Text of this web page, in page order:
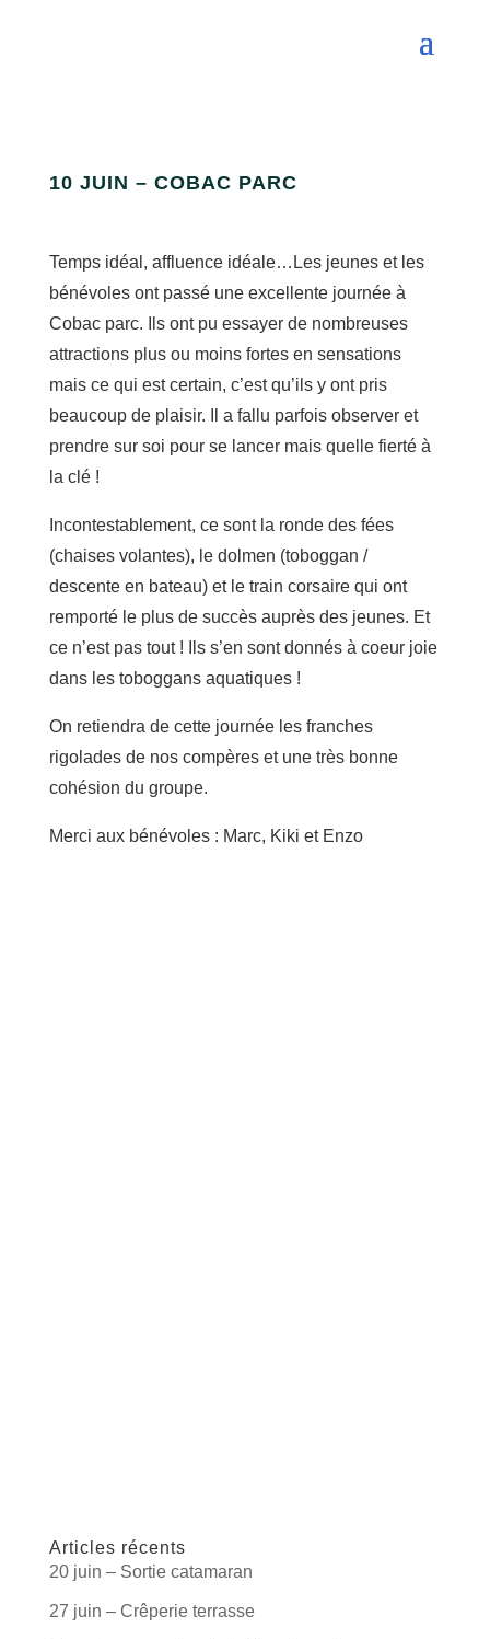
10 JUIN – COBAC PARC
Temps idéal, affluence idéale…Les jeunes et les
bénévoles ont passé une excellente journée à
Cobac parc. Ils ont pu essayer de nombreuses
attractions plus ou moins fortes en sensations
mais ce qui est certain, c’est qu’ils y ont pris
beaucoup de plaisir. Il a fallu parfois observer et
prendre sur soi pour se lancer mais quelle fierté à
la clé !
Incontestablement, ce sont la ronde des fées
(chaises volantes), le dolmen (toboggan /
descente en bateau) et le train corsaire qui ont
remporté le plus de succès auprès des jeunes. Et
ce n’est pas tout ! Ils s’en sont donnés à coeur joie
dans les toboggans aquatiques !
On retiendra de cette journée les franches
rigolades de nos compères et une très bonne
cohésion du groupe.
Merci aux bénévoles : Marc, Kiki et Enzo
Articles récents
20 juin – Sortie catamaran
27 juin – Crêperie terrasse